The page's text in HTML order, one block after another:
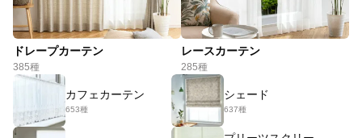
ドレープカーテン
385種
レースカーテン
285種
カフェカーテン
653種
シェード
637種